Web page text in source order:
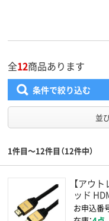
全12商品あります
条件で絞り込む
並
1件目～12件目（12件中）
【アウ
ッド
お申込番